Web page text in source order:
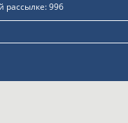
рассылке: 996